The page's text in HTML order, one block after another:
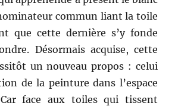
commun liant la toile
que cette dernière s’y fonde
Désormais acquise, cette
un nouveau propos : celui
de la peinture dans l’espace
Car face aux toiles qui tissent